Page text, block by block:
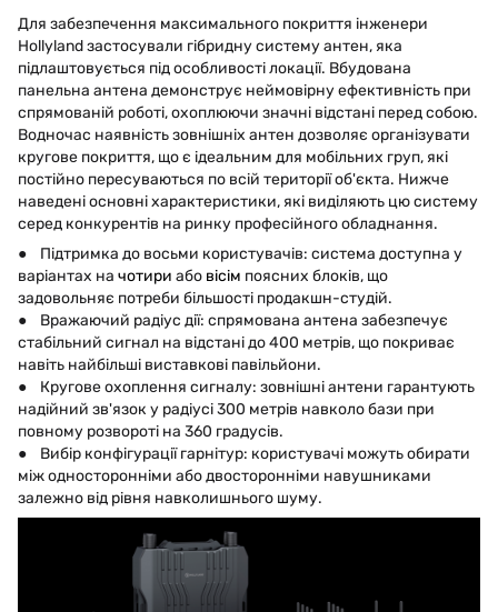
Для забезпечення максимального покриття інженери
Hollyland застосували гібридну систему антен, яка
підлаштовується під особливості локації. Вбудована
панельна антена демонструє неймовірну ефективність при
спрямованій роботі, охоплюючи значні відстані перед собою.
Водночас наявність зовнішніх антен дозволяє організувати
кругове покриття, що є ідеальним для мобільних груп, які
постійно пересуваються по всій території об'єкта. Нижче
наведені основні характеристики, які виділяють цю систему
серед конкурентів на ринку професійного обладнання.
● Підтримка до восьми користувачів: система доступна у
варіантах на чотири або вісім поясних блоків, що
задовольняє потреби більшості продакшн-студій.
● Вражаючий радіус дії: спрямована антена забезпечує
стабільний сигнал на відстані до 400 метрів, що покриває
навіть найбільші виставкові павільйони.
● Кругове охоплення сигналу: зовнішні антени гарантують
надійний зв'язок у радіусі 300 метрів навколо бази при
повному розвороті на 360 градусів.
● Вибір конфігурації гарнітур: користувачі можуть обирати
між односторонніми або двосторонніми навушниками
залежно від рівня навколишнього шуму.